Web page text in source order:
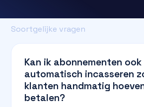
Soortgelijke vragen
Kan ik abonnementen ook
automatisch incasseren
klanten handmatig
betalen?